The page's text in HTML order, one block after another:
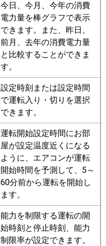
今日、今月、今年の消費
電力量を棒グラフで表示
できます。また、昨日、
前月、去年の消費電力量
と比較することができま
す。
設定時刻または設定時間
で運転入り・切りを選択
できます。
運転開始設定時間にお部
屋が設定温度近くになる
ように、エアコンが運転
開始時間を予測して、5～
60分前から運転を開始し
ます。
能力を制限する運転の開
始時刻と停止時刻、能力
制限率が設定できます。